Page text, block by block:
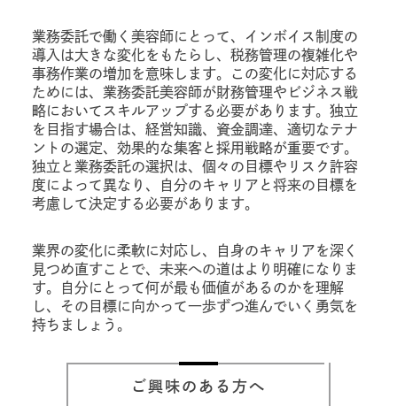
業務委託で働く美容師にとって、インボイス制度の
導入は大きな変化をもたらし、税務管理の複雑化や
事務作業の増加を意味します。この変化に対応する
ためには、業務委託美容師が財務管理やビジネス戦
略においてスキルアップする必要があります。独立
を目指す場合は、経営知識、資金調達、適切なテナ
ントの選定、効果的な集客と採用戦略が重要です。
独立と業務委託の選択は、個々の目標やリスク許容
度によって異なり、自分のキャリアと将来の目標を
考慮して決定する必要があります。
業界の変化に柔軟に対応し、自身のキャリアを深く
見つめ直すことで、未来への道はより明確になりま
す。自分にとって何が最も価値があるのかを理解
し、その目標に向かって一歩ずつ進んでいく勇気を
持ちましょう。
ご興味のある方へ